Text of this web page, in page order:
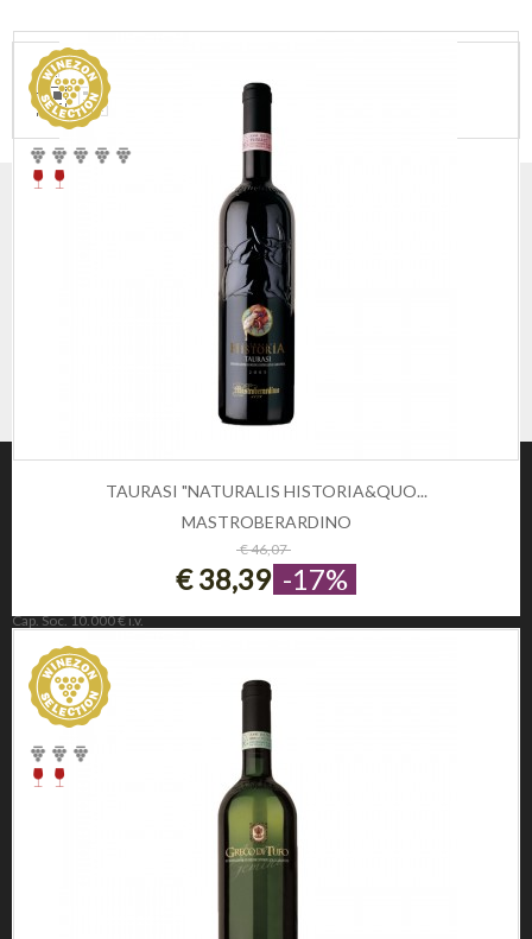
ESAURITO
TAURASI "NATURALIS HISTORIA&QUO...
MASTROBERARDINO
€ 46,07
€ 38,39 -17%
VEDI COME
Cap. Soc. 10.000 € i.v.
REA 221190
INFORMAZIONE
Privacy e Cookie Policy
Domande frequenti
Registrati
CONDIZIONI DI UTILIZZO